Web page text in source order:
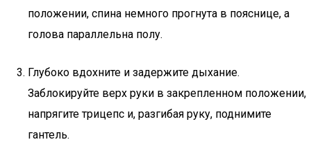
положении, спина немного прогнута в пояснице, а
голова параллельна полу.
Глубоко вдохните и задержите дыхание.
Заблокируйте верх руки в закрепленном положении,
напрягите трицепс и, разгибая руку, поднимите
гантель.